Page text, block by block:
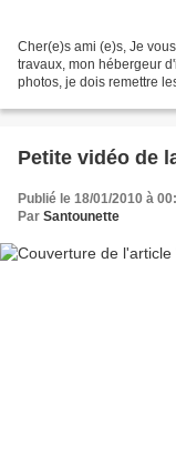
Cher(e)s ami (e)s, Je
travaux, mon hébergeur
photos, je dois remettre
Petite vidéo de
Publié le 18/01/2010 à
Par Santounette